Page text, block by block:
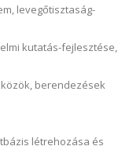
levegőtisztaság-
kutatás-fejlesztése,
berendezések
létrehozása és